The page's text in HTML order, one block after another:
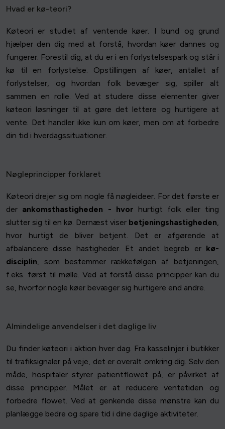
Hvad er kø-teori?
Køteori er studiet af ventende køer. I bund og grund
hjælper den dig med at forstå, hvordan køer dannes og
fungerer. Forestil dig, at du er i en forlystelsespark og står i
kø til en forlystelse. Opstillingen af køer, antallet af
forlystelser, og hvordan folk bevæger sig, spiller alt
sammen en rolle. Ved at studere disse elementer giver
køteori løsninger til at gøre det lettere og hurtigere at
vente. Det handler ikke kun om køer, men om at forbedre
din tid i hverdagssituationer.
Nøgleprincipper forklaret
Køteori drejer sig om nogle få nøgleideer. For det første er
der ankomsthastigheden - hvor hurtigt folk eller ting
slutter sig til en kø. Dernæst viser betjeningshastigheden,
hvor hurtigt de bliver betjent. Det er afgørende at
afbalancere disse hastigheder. Et andet begreb er kø-
disciplin, som bestemmer rækkefølgen af betjeningen,
f.eks. først til mølle. Ved at forstå disse principper kan du
se, hvorfor nogle køer bevæger sig hurtigere end andre.
Almindelige anvendelser i det daglige liv
Du finder køteori i aktion hver dag. Fra kasselinjer i butikker
til trafiksignaler på veje, det er overalt omkring dig. Selv den
måde, hospitaler styrer patientflowet på, er påvirket af
disse principper. Målet er at reducere ventetiden og
forbedre flowet. Ved at genkende disse mønstre kan du
planlægge bedre og spare tid i dine daglige aktiviteter.